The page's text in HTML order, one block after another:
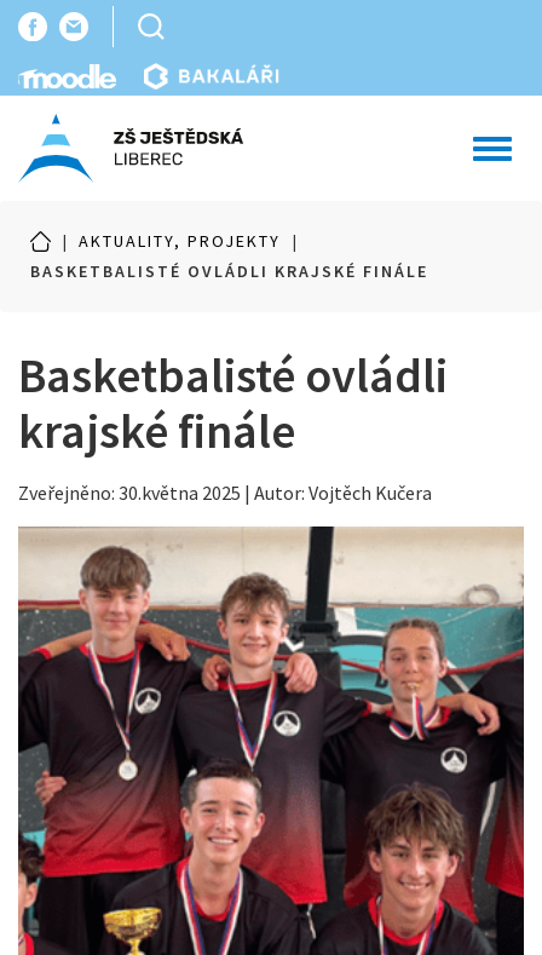
| AKTUALITY, PROJEKTY
|
BASKETBALISTÉ OVLÁDLI KRAJSKÉ FINÁLE
Basketbalisté ovládli
krajské finále
Zveřejněno: 30.května 2025 | Autor: Vojtěch Kučera